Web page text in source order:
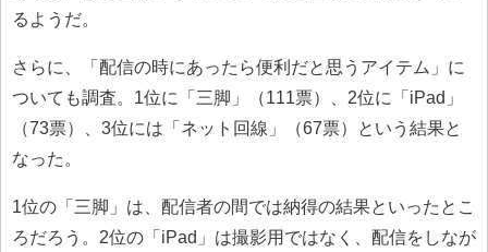
るようだ。
さらに、「配信の時にあったら便利だと思うアイテム」に
ついても調査。1位に「三脚」（111票）、2位に「iPad」
（73票）、3位には「ネット回線」（67票）という結果と
なった。
1位の「三脚」は、配信者の間では納得の結果といったとこ
ろだろう。2位の「iPad」は撮影用ではなく、配信をしなが